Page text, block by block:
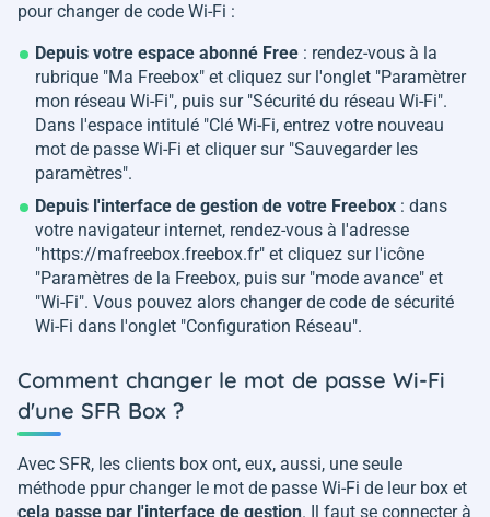
pour changer de code Wi-Fi :
Depuis votre espace abonné Free : rendez-vous à la
rubrique "Ma Freebox" et cliquez sur l'onglet "Paramètrer
mon réseau Wi-Fi", puis sur "Sécurité du réseau Wi-Fi".
Dans l'espace intitulé "Clé Wi-Fi, entrez votre nouveau
mot de passe Wi-Fi et cliquer sur "Sauvegarder les
paramètres".
Depuis l'interface de gestion de votre Freebox : dans
votre navigateur internet, rendez-vous à l'adresse
"https://mafreebox.freebox.fr" et cliquez sur l'icône
"Paramètres de la Freebox, puis sur "mode avance" et
"Wi-Fi". Vous pouvez alors changer de code de sécurité
Wi-Fi dans l'onglet "Configuration Réseau".
Comment changer le mot de passe Wi-Fi
d'une SFR Box ?
Avec SFR, les clients box ont, eux, aussi, une seule
méthode ppur changer le mot de passe Wi-Fi de leur box et
cela passe par l'interface de gestion. Il faut se connecter à